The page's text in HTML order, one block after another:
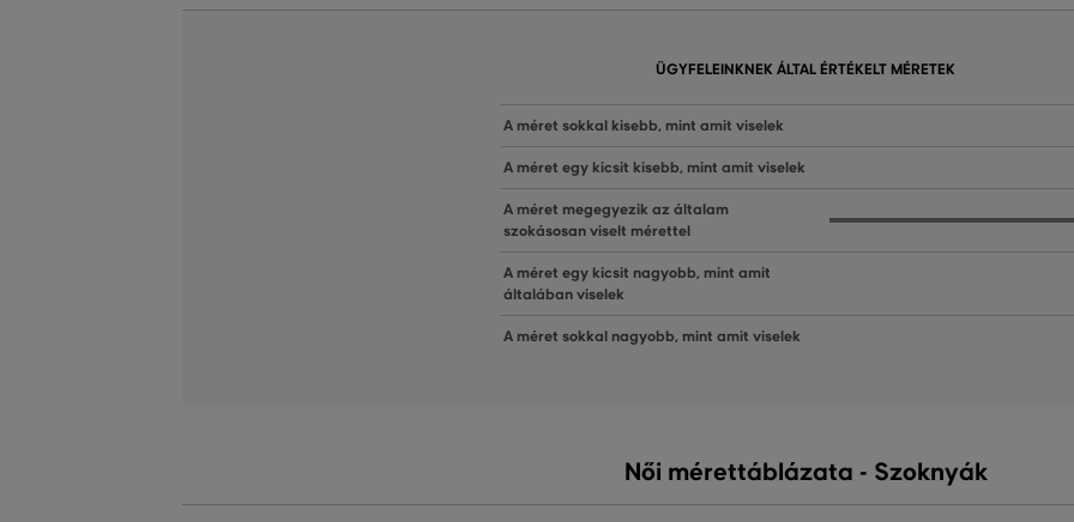
ÜGYFELEINKNEK ÁLTAL ÉRTÉKELT MÉRETEK
A méret sokkal kisebb, mint amit viselek
A méret egy kicsit kisebb, mint amit viselek
A méret megegyezik az általam
szokásosan viselt mérettel
A méret egy kicsit nagyobb, mint amit
általában viselek
A méret sokkal nagyobb, mint amit viselek
Női mérettáblázata - Szoknyák